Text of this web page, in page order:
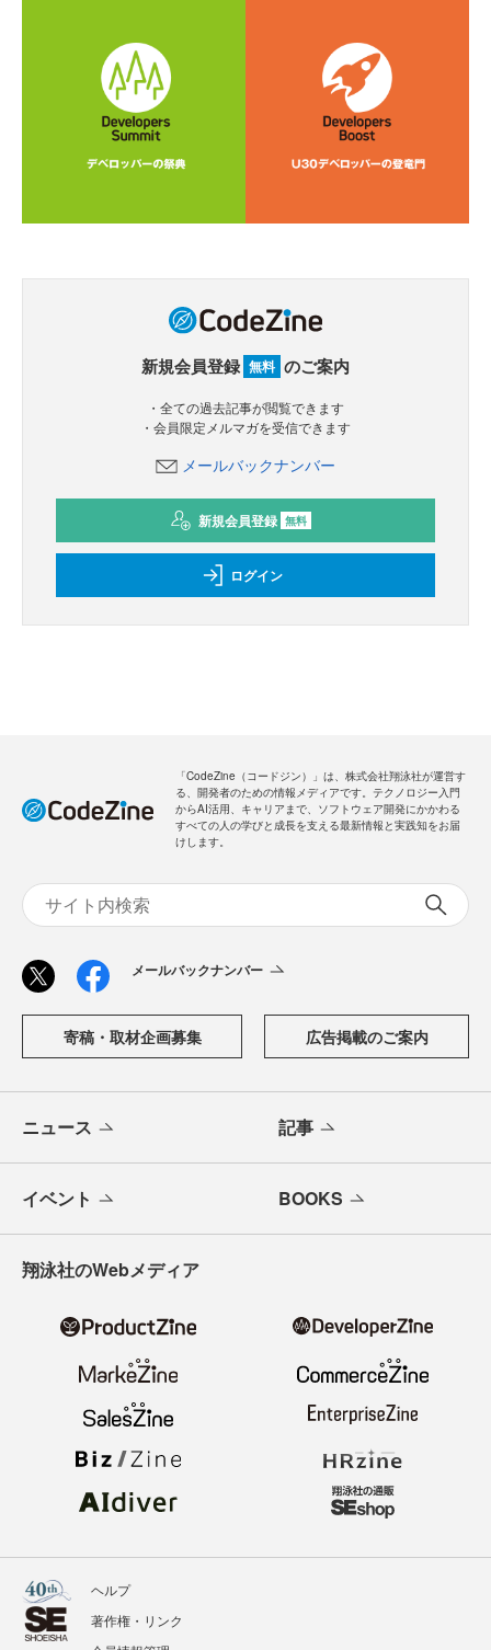
新規会員登録 無料 のご案内
・全ての過去記事が閲覧できます
・会員限定メルマガを受信できます
メールバックナンバー
新規会員登録 無料
ログイン
「CodeZine（コードジン）」は、株式会社翔泳社が運営す
る、開発者のための情報メディアです。テクノロジー入門
からAI活用、キャリアまで、ソフトウェア開発にかかわる
すべての人の学びと成長を支える最新情報と実践知をお届
けします。
メールバックナンバー
寄稿・取材企画募集 広告掲載のご案内
ニュース 記事
イベント BOOKS
翔泳社のWebメディア
ヘルプ
著作権・リンク